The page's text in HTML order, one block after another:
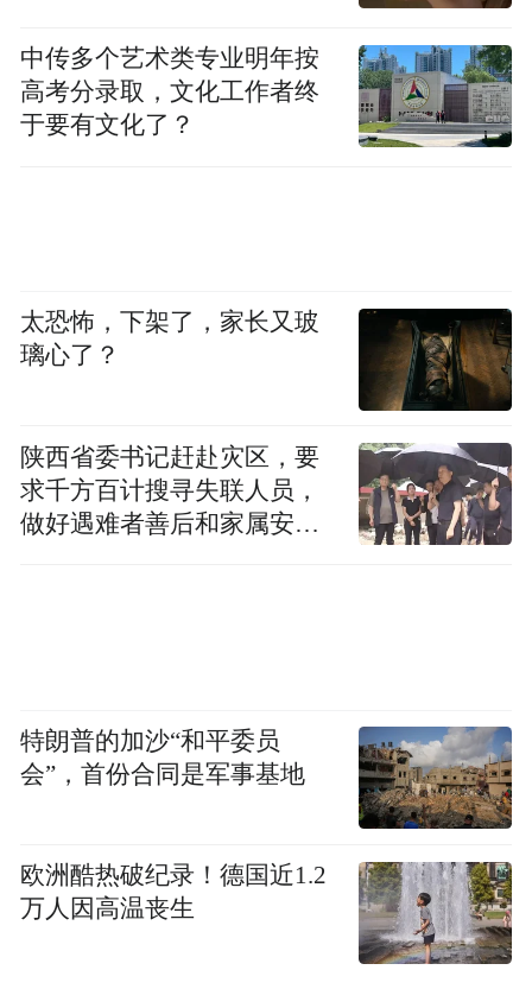
中传多个艺术类专业明年按
高考分录取，文化工作者终
于要有文化了？
太恐怖，下架了，家长又玻
璃心了？
陕西省委书记赶赴灾区，要
求千方百计搜寻失联人员，
做好遇难者善后和家属安抚
特朗普的加沙“和平委员
会”，首份合同是军事基地
欧洲酷热破纪录！德国近1.2
万人因高温丧生